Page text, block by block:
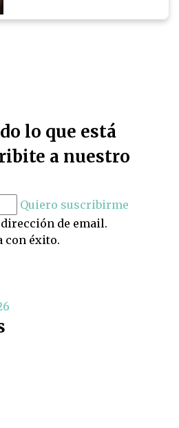
lo que está
a nuestro
Quiero suscribirme
de email.
con éxito.